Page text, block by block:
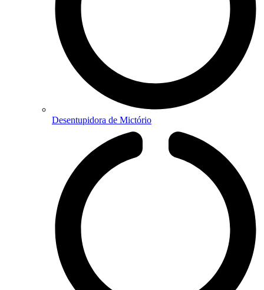
Desentupidora de Mictório